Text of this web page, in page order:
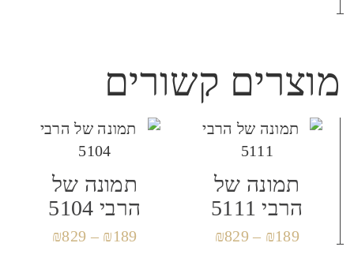
אימייל*
מוצרים קשורים
תמונה של
הרבי 5111
₪189
–
₪829
תמונה של
הרבי 5104
₪189
–
₪829